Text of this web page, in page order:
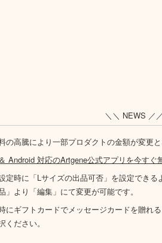
＼＼ NEWS ／／
の高騰により一部プロダクトの金額が変更
Android 対応のArtgene公式アプリを今すぐ
定時に「Lサイズの出品可否」を設定でき
」より「編集」にて変更が可能です。
にギフトカードでメッセージカードを贈れ
ください。